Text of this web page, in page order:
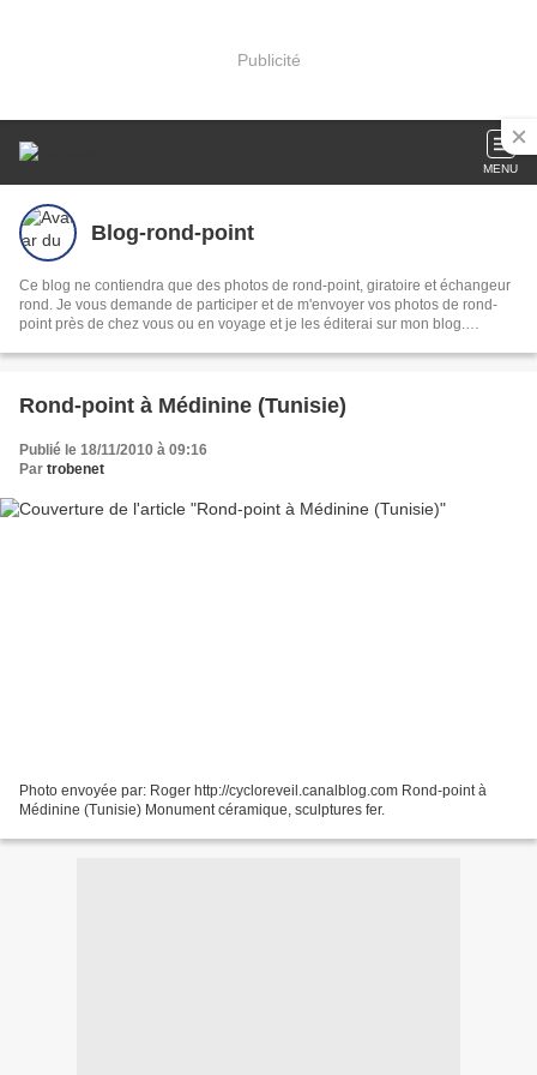
Publicité
MENU
Blog-rond-point
Ce blog ne contiendra que des photos de rond-point, giratoire et échangeur
rond. Je vous demande de participer et de m'envoyer vos photos de rond-
point près de chez vous ou en voyage et je les éditerai sur mon blog.
Rond-point à Médinine (Tunisie)
Publié le 18/11/2010 à 09:16
Par trobenet
Photo envoyée par: Roger http://cycloreveil.canalblog.com Rond-point à
Médinine (Tunisie) Monument céramique, sculptures fer.